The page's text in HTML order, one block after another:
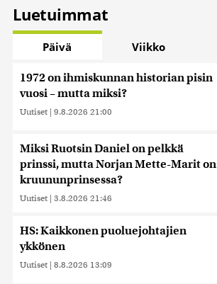
Luetuimmat
Päivä Viikko
1972 on ihmiskunnan historian pisin
vuosi – mutta miksi?
Uutiset | 9.8.2026 21:00
Miksi Ruotsin Daniel on pelkkä
prinssi, mutta Norjan Mette-Marit on
kruununprinsessa?
Uutiset | 3.8.2026 21:46
HS: Kaikkonen puoluejohtajien
ykkönen
Uutiset | 8.8.2026 13:09